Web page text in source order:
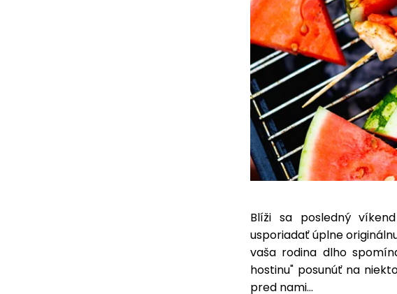
Blíži sa posledný
usporiadať úplne
vaša rodina dlho
hostinu" posunúť na
pred nami...